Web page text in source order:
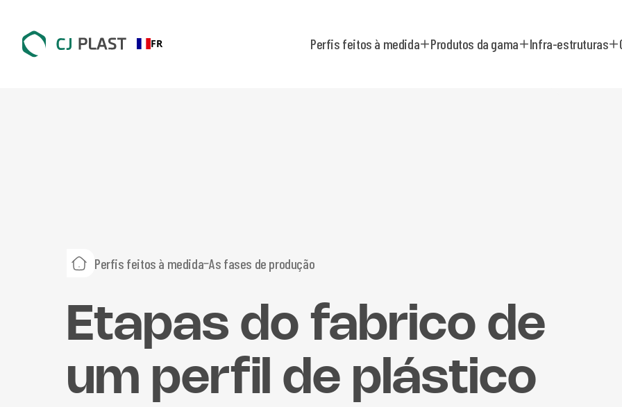
FR Perfis feitos à medida Produtos da gama Infra-estruturas
Perfis feitos à medida As fases de produção
Etapas do fabrico de
um perfil de plástico